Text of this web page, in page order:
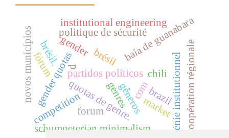
partidos políticos chili
baía de guanabara
quotas de genre. génie institutionnel
genres
gender quotas
institutional engineering
gender
gêneros
com
politique de sécurité
coopération régionale
brésil
d
schumpeterian minimalism
competition market
forum
brazil
fórum
novos municípiosbrésil.